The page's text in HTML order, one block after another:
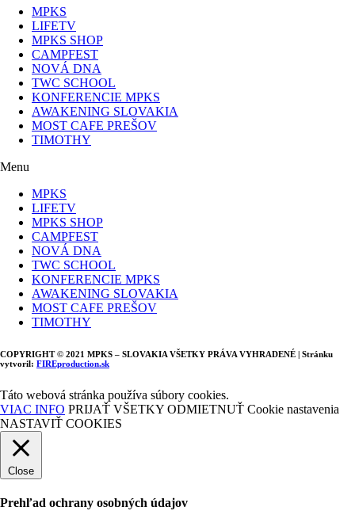
MPKS
LIFETV
MPKS SHOP
CAMPFEST
NOVÁ DNA
TWC SCHOOL
KONFERENCIE MPKS
AWAKENING SLOVAKIA
MOST CAFE PREŠOV
TIMOTHY
Menu
MPKS
LIFETV
MPKS SHOP
CAMPFEST
NOVÁ DNA
TWC SCHOOL
KONFERENCIE MPKS
AWAKENING SLOVAKIA
MOST CAFE PREŠOV
TIMOTHY
COPYRIGHT © 2021 MPKS – SLOVAKIA VŠETKY PRÁVA VYHRADENÉ | Stránku
vytvoril: FIREproduction.sk
Táto webová stránka používa súbory cookies.
VIAC INFO PRIJAŤ VŠETKY ODMIETNUŤ Cookie nastavenia
NASTAVIŤ COOKIES
Close
Prehľad ochrany osobných údajov